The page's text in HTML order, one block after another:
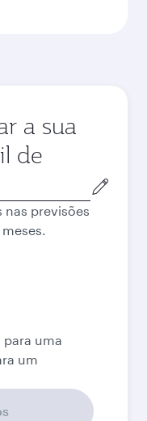
a sua
de
nas previsões